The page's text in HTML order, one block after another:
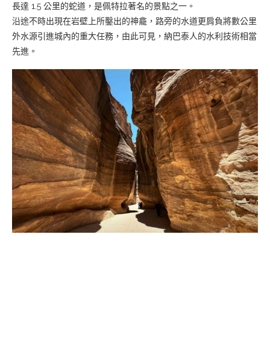
長達 1.5 公里的蛇道，是佩特拉著名的景點之一。
沿途不時出現在岩壁上所鑿出的神龕，路旁的水道更肩負將數公里
外水源引進城內的重大任務，由此可見，納巴泰人的水利技術相當
先進。